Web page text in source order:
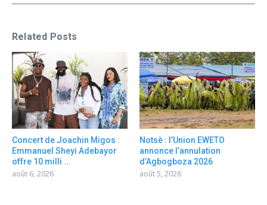
Related Posts
Concert de Joachin Migos :
Emmanuel Sheyi Adebayor
offre 10 milli ...
août 6, 2026
Notsè : l’Union EWETO
annonce l’annulation
d’Agbogboza 2026
août 5, 2026